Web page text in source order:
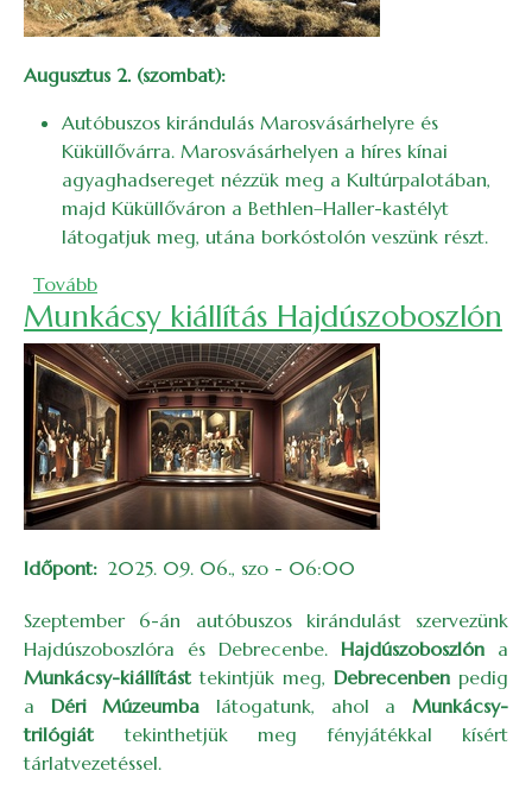
Augusztus 2. (szombat):
Autóbuszos kirándulás Marosvásárhelyre és
Küküllővárra. Marosvásárhelyen a híres kínai
agyaghadsereget nézzük meg a Kultúrpalotában,
majd Küküllőváron a Bethlen–Haller-kastélyt
látogatjuk meg, utána borkóstolón veszünk részt.
Tovább(2025. augusztusi bakancslista)
Munkácsy kiállítás Hajdúszoboszlón
Időpont 2025. 09. 06., szo - 06:00
Szeptember 6-án autóbuszos kirándulást szervezünk
Hajdúszoboszlóra és Debrecenbe. Hajdúszoboszlón a
Munkácsy-kiállítást tekintjük meg, Debrecenben pedig
a Déri Múzeumba látogatunk, ahol aMunkácsy-
trilógiát tekinthetjük meg fényjátékkal kísért
tárlatvezetéssel.